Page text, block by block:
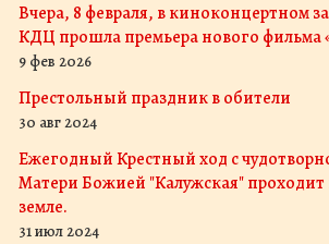
Вчера, 8 февраля, в киноконцертном
КДЦ прошла премьера нового
9 фев 2026
Престольный праздник в обители
30 авг 2024
Ежегодный Крестный ход с
Матери Божией "Калужская"
земле.
31 июл 2024